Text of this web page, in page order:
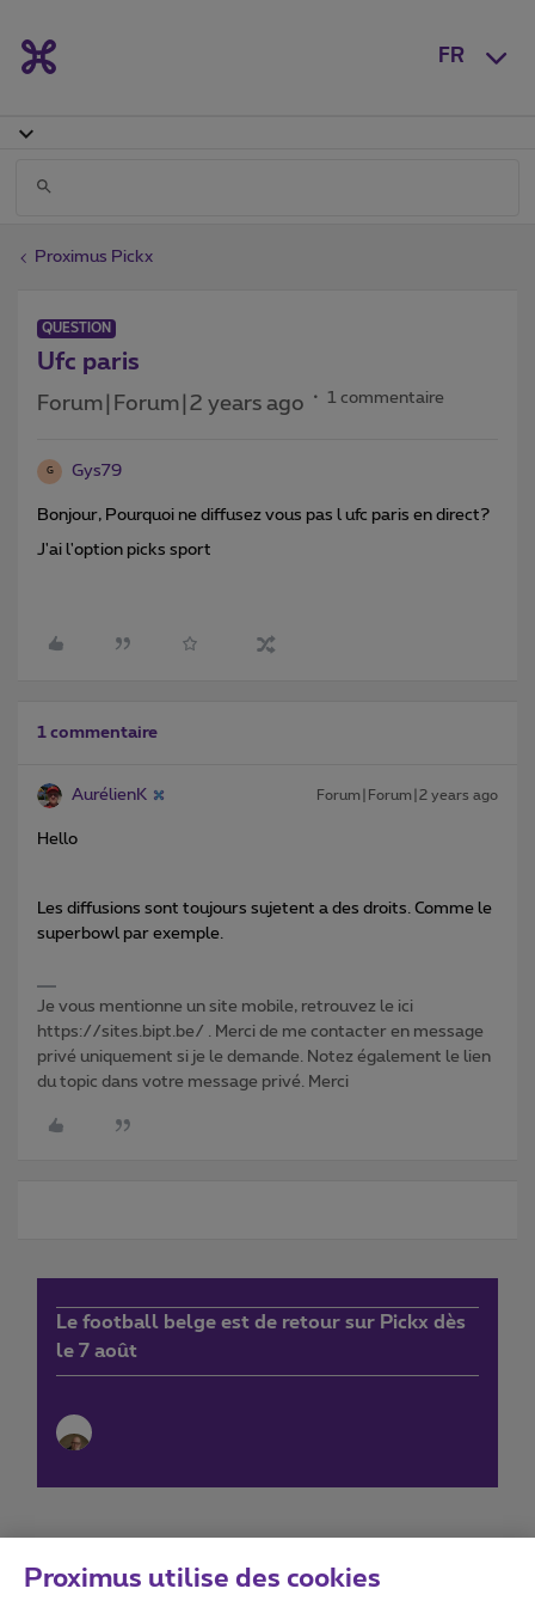
FR
Proximus Pickx
QUESTION
Ufc paris
Forum|Forum|2 years ago 1 commentaire
G Gys79
Bonjour, Pourquoi ne diffusez vous pas l ufc paris en direct?
J'ai l'option picks sport
1 commentaire
AurélienK Forum|Forum|2 years ago
Hello
Les diffusions sont toujours sujetent a des droits. Comme le
superbowl par exemple.
Je vous mentionne un site mobile, retrouvez le ici
https://sites.bipt.be/ . Merci de me contacter en message
privé uniquement si je le demande. Notez également le lien
du topic dans votre message privé. Merci
Le football belge est de retour sur Pickx dès
le 7 août
Proximus utilise des cookies